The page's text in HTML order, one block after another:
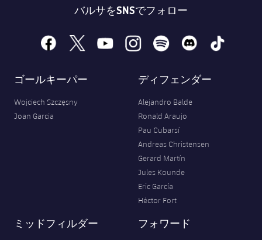
バルサをSNSでフォロー
facebook
x youtubeinstagramspotify discord tiktok
ゴールキーパー
Wojciech Szczęsny
Joan Garcia
ディフェンダー
Alejandro Balde
Ronald Araujo
Pau Cubarsí
Andreas Christensen
Gerard Martín
Jules Kounde
Eric García
Héctor Fort
ミッドフィルダー フォワード